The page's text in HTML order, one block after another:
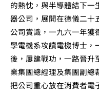
的熱忱，與半導體結下一
器公司，展開在德儀二十
公司賞識，一九六一年獲
學電機系攻讀電機博士，
後，屢建戰功，一路晉升
業集團總經理及集團副
把公司重心放在消費者電